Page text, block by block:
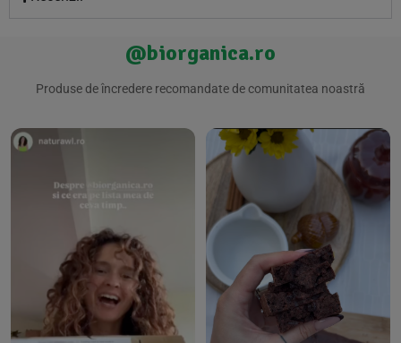
@biorganica.ro
Produse de încredere recomandate de comunitatea noastră